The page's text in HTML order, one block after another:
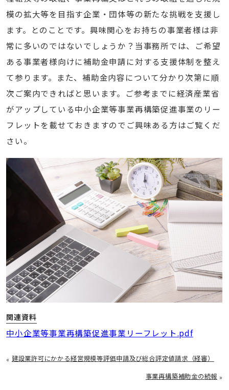
模の拡大等を目指す企業・団体等の新たな挑戦を支援し
ます。とのことです。興味関心をお持ちの事業者様は非
常に多いのではないでしょうか？当事務所では、ご希望
ある事業者様向けに補助金申請に対する支援体制を整え
て参ります。また、補助金内容について分かり次第に順
次ご案内できればと思います。ご参考までに経済産業省
がアップしている中小企業等事業再構築促進事業のリー
フレットを載せておきますのでご興味ある方はご覧くだ
さい。
関連資料
中小企業等事業再構築促進事業リーフレット.pdf
« 建設業許可にかかる経営規模等評価申請及び総合評定値請求（経審）
事業再構築補助金の続報 »